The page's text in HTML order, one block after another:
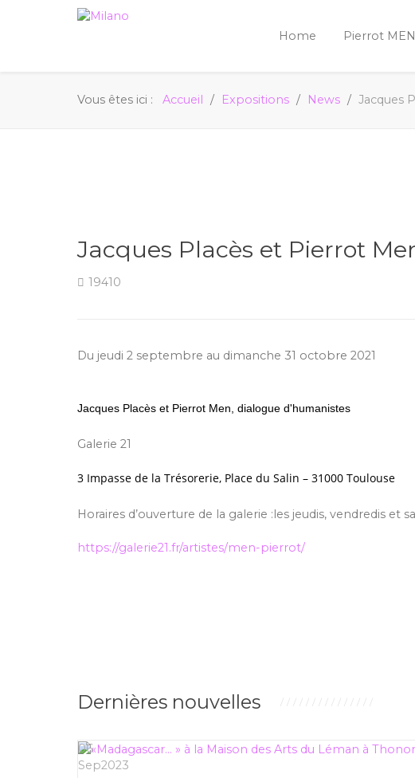
Home Pierrot MEN
Vous êtes ici : Accueil Expositions News Jacques
Jacques Placès et Pierrot
19410
Du jeudi 2 septembre au dimanche 31 octobre 2021
Jacques Placès et Pierrot Men, dialogue d'humanistes
Galerie 21
3 Impasse de la Trésorerie, Place du Salin – 31000 Toulouse
Horaires d’ouverture de la galerie :les jeudis, vendredis et
https://galerie21.fr/artistes/men-pierrot/
Dernières nouvelles
06
Sep2023